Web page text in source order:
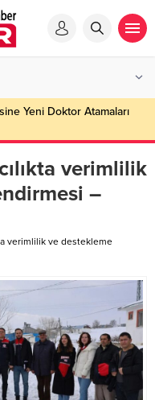
Yeni Doktor Atamaları
verimlilik
–
verimlilik ve destekleme